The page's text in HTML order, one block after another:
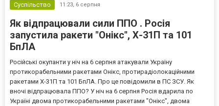
Суспільство 11:23, 6 серпня
Як відпрацювали сили ППО . Росія
запустила ракети "Онікс", Х-31П та 101
БпЛА
Російські окупанти у ніч на 6 серпня атакували Україну
протикорабельними ракетами Онікс, протирадіолокаційними
ракетами Х-31П та 101 БпЛА. Про це повідомили в ПС ЗСУ. Як
вночі відпрацювала ППО? У ніч на 6 серпня Росія вдарила по
Україні двома протикорабельними ракетами "Онікс", двома